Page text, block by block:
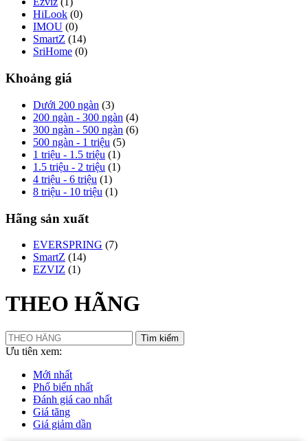
HiLook (0)
IMOU (0)
SmartZ (14)
SriHome (0)
Khoảng giá
Dưới 200 ngàn (3)
200 ngàn - 300 ngàn (4)
300 ngàn - 500 ngàn (6)
500 ngàn - 1 triệu (5)
1 triệu - 1.5 triệu (1)
1.5 triệu - 2 triệu (1)
4 triệu - 6 triệu (1)
8 triệu - 10 triệu (1)
Hãng sản xuất
EVERSPRING (7)
SmartZ (14)
EZVIZ (1)
THEO HÃNG
Tìm kiếm
Ưu tiên xem:
Mới nhất
Phổ biến nhất
Đánh giá cao nhất
Giá tăng
Giá giảm dần